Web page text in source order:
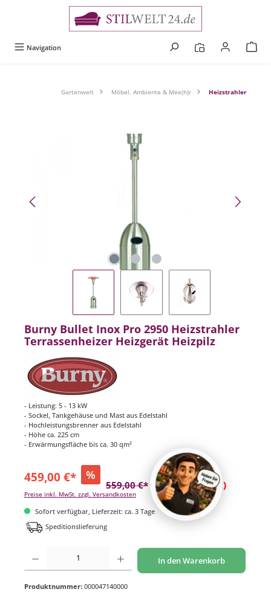
Navigation
Gartenwelt Möbel, Ambiente & Mee(h)r Heizstrahler
Burny Bullet Inox Pro 2950 Heizstrahler
Terrassenheizer Heizgerät Heizpilz
- Leistung: 5 - 13 kW
- Sockel, Tankgehäuse und Mast aus Edelstahl
- Hochleistungsbrenner aus Edelstahl
- Höhe ca. 225 cm
- Erwärmungsfläche bis ca. 30 qm²
459,00 €* %
559,00 €* (17.89% gespart)
Preise inkl. MwSt. zzgl. Versandkosten
Sofort verfügbar, Lieferzeit: ca. 3 Tage
Speditionslieferung
Produkt Anzahl: Gib den gewünschten Wert ein oder benutze die Schaltflächen um
In den Warenkorb
Produktnummer: 000047140000